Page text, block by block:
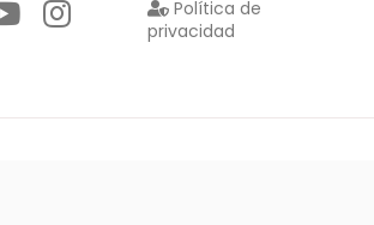
Política de
privacidad